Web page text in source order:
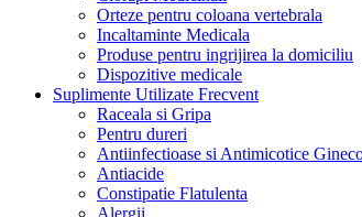
Orteze pentru coloana vertebrala
Incaltaminte Medicala
Produse pentru ingrijirea la domiciliu
Dispozitive medicale
Suplimente Utilizate Frecvent
Raceala si Gripa
Pentru dureri
Antiinfectioase si Antimicotice
Antiacide
Constipatie Flatulenta
Alergii